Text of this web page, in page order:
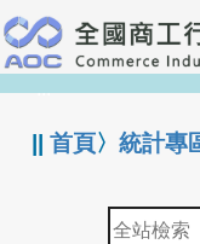
跳
到
主
要
:::
||首頁〉統計專
全